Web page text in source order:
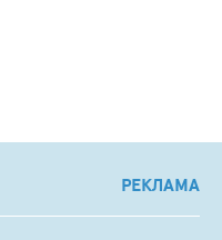
РЕКЛАМА